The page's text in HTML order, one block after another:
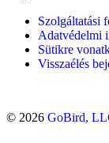
Szolgáltatási
Adatvédelmi
Sütikre
Visszaélés
© 2026 GoBird,